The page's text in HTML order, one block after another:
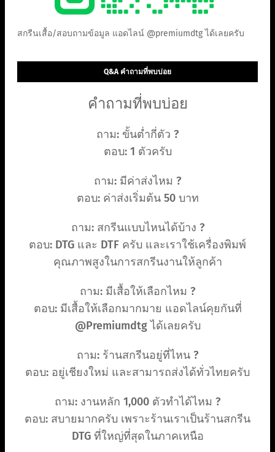
สกรีนเสื้อ/สอบถามข้อมูล แอดไลน์ @premiumdtg ได้เลยครับ
Q&A คำถามที่พบบ่อย
คำถามที่พบบ่อย
ถาม: ขั้นต่ำกี่ตัว ?
ตอบ: 1 ตัวครับ
ถาม: มีค่าส่งไหม ?
ตอบ: ค่าส่งเริ่มต้น 50 บาท
ถาม: สกรีนแบบไหนได้บ้าง ?
ตอบ: DTG และ DTF ครับ และเราใช้เครื่องพิมพ์
คุณภาพสูงในการสกรีนงานให้ลูกค้า
ถาม: มีเสื้อให้เลือกไหม ?
ตอบ: มีเสื้อให้เลือกมากมาย แอดไลน์คุยกันที่
@Premiumdtg ได้เลยครับ
ถาม: ร้านสกรีนอยู่ที่ไหน ?
ตอบ: อยู่เชียงใหม่ และสามารถส่งได้ทั่วไทยครับ
ถาม: งานหลัก 1,000 ตัวทำได้ไหม ?
ตอบ: สบายมากครับ เพราะร้านเราเป็นร้านสกรีน
DTG ที่ใหญ่ที่สุดในภาคเหนือ